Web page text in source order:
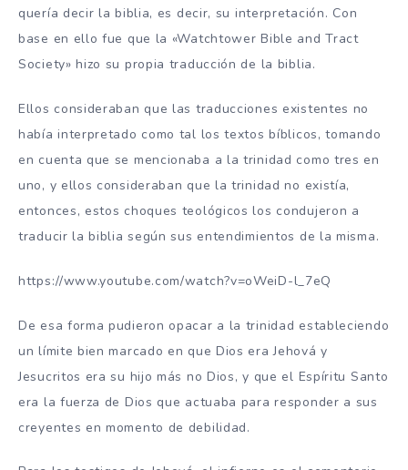
quería decir la biblia, es decir, su interpretación. Con
base en ello fue que la «Watchtower Bible and Tract
Society» hizo su propia traducción de la biblia.
Ellos consideraban que las traducciones existentes no
había interpretado como tal los textos bíblicos, tomando
en cuenta que se mencionaba a la trinidad como tres en
uno, y ellos consideraban que la trinidad no existía,
entonces, estos choques teológicos los condujeron a
traducir la biblia según sus entendimientos de la misma.
https://www.youtube.com/watch?v=oWeiD-l_7eQ
De esa forma pudieron opacar a la trinidad estableciendo
un límite bien marcado en que Dios era Jehová y
Jesucritos era su hijo más no Dios, y que el Espíritu Santo
era la fuerza de Dios que actuaba para responder a sus
creyentes en momento de debilidad.